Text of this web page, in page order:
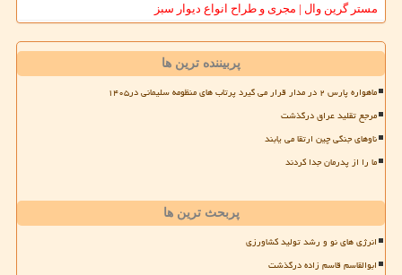
مستر گرین وال | مجری و طراح انواع دیوار سبز
پربیننده ترین ها
ماهواره پارس ۲ در مدار قرار می گیرد پرتاب های منظومه سلیمانی در۱۴۰۵
مرجع تقلید عراق درگذشت
ناوهای جنگی چین ارتقا می یابند
ما را از پدرمان جدا کردند
پربحث ترین ها
انرژی های نو و رشد تولید کشاورزی
ابوالقاسم قاسم زاده درگذشت